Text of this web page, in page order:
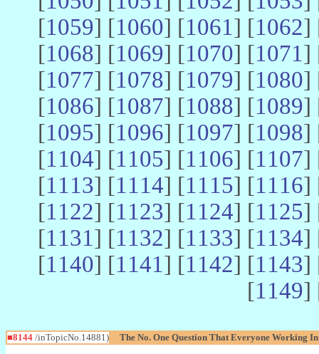
[1059] [1060] [1061] [1062]
[1068] [1069] [1070] [1071]
[1077] [1078] [1079] [1080]
[1086] [1087] [1088] [1089]
[1095] [1096] [1097] [1098]
[1104] [1105] [1106] [1107]
[1113] [1114] [1115] [1116]
[1122] [1123] [1124] [1125]
[1131] [1132] [1133] [1134]
[1140] [1141] [1142] [1143]
[1149]
■8144 /inTopicNo.14881) The No. One Question That Everyone Working